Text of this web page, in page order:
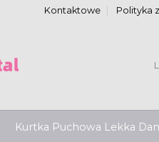
Kontaktowe Polityka
Kurtka Puchowa Lekka